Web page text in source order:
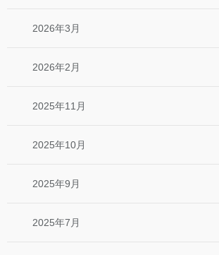
2026年3月
2026年2月
2025年11月
2025年10月
2025年9月
2025年7月